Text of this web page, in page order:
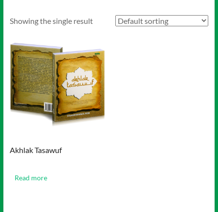
Showing the single result
Akhlak Tasawuf
Read more